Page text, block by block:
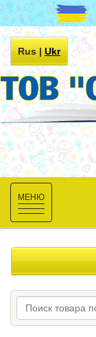
Rus|Ukr
Toggle
navigation